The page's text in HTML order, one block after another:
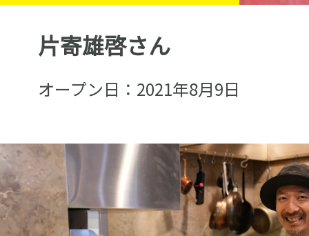
片寄雄啓さん
オープン日：2021年8月9日